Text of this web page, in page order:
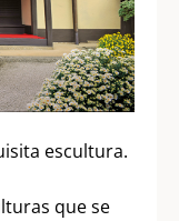
escultura.
que se